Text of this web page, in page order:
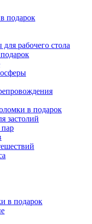
подарок
рабочего стола
в подарок
застолий
в подарок